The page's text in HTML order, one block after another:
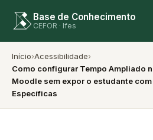
Base de Conhecimento
CEFOR · Ifes
Início›Acessibilidade›
Como configurar Tempo Ampliado
Moodle sem expor o estudante
Específicas